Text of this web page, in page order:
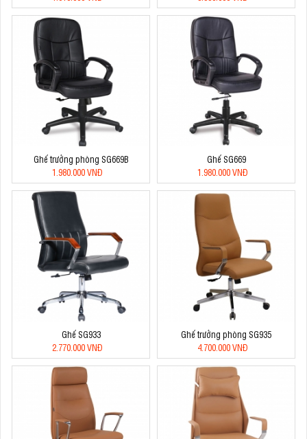
Ghế trưởng phòng SG669B
1.980.000 VNĐ
Ghế SG669
1.980.000 VNĐ
Ghế SG933
2.770.000 VNĐ
Ghế trưởng phòng SG935
4.700.000 VNĐ